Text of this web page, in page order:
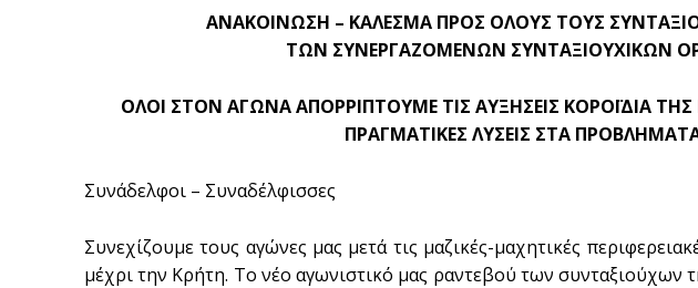
ΑΝΑΚΟΙΝΩΣΗ – ΚΑΛΕΣΜΑ ΠΡΟΣ ΟΛΟΥΣ ΤΟΥΣ
ΤΩΝ ΣΥΝΕΡΓΑΖΟΜΕΝΩΝ ΣΥΝΤΑΞΙΟΥΧΙΚΩΝ
ΟΛΟΙ ΣΤΟΝ ΑΓΩΝΑ ΑΠΟΡΡΙΠΤΟΥΜΕ ΤΙΣ ΑΥΞΗΣΕΙΣ ΚΟΡΟΪΔΙΑ ΤΗΣ
ΠΡΑΓΜΑΤΙΚΕΣ ΛΥΣΕΙΣ ΣΤΑ
Συνάδελφοι – Συναδέλφισσες
Συνεχίζουμε τους αγώνες μας μετά τις μαζικές-μαχητικές
μέχρι την Κρήτη. Το νέο αγωνιστικό μας ραντεβού των συνταξιούχων